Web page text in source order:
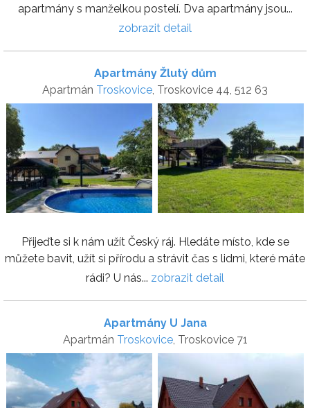
apartmány s manželkou postelí. Dva apartmány jsou...
zobrazit detail
Apartmány Žlutý dům
Apartmán Troskovice, Troskovice 44, 512 63
Přijeďte si k nám užít Český ráj. Hledáte místo, kde se
můžete bavit, užít si přírodu a strávit čas s lidmi, které máte
rádi? U nás... zobrazit detail
Apartmány U Jana
Apartmán Troskovice, Troskovice 71